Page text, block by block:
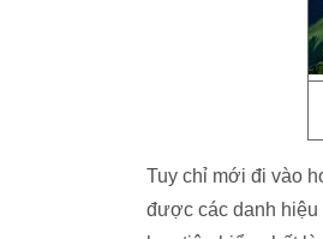
Tuy chỉ mới đi vào
được các danh hiệu